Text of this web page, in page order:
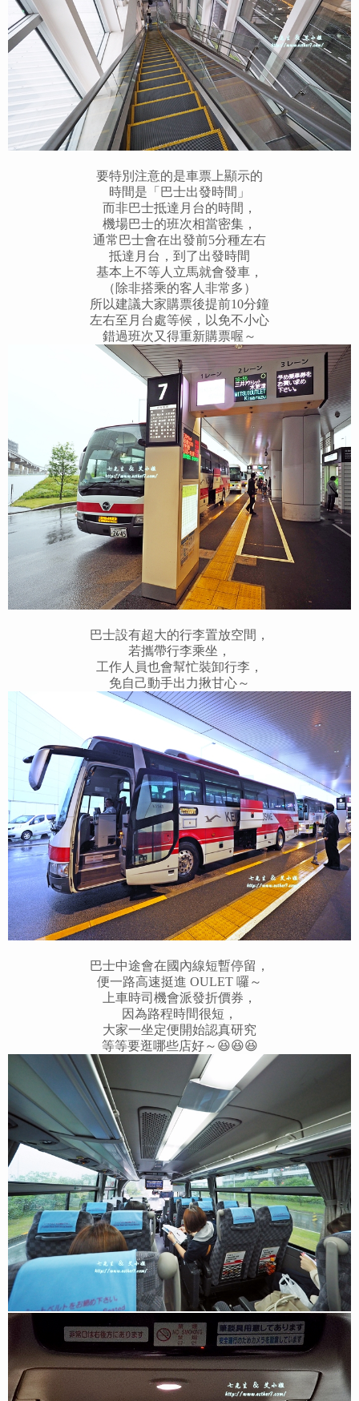
要特別注意的是車票上顯示的
時間是「巴士出發時間」
而非巴士抵達月台的時間，
機場巴士的班次相當密集，
通常巴士會在出發前5分種左右
抵達月台，到了出發時間
基本上不等人立馬就會發車，
（除非搭乘的客人非常多）
所以建議大家購票後提前10分鐘
左右至月台處等候，以免不小心
錯過班次又得重新購票喔～
巴士設有超大的行李置放空間，
若攜帶行李乘坐，
工作人員也會幫忙裝卸行李，
免自己動手出力揪甘心～
巴士中途會在國內線短暫停留，
便一路高速挺進 OULET 囉～
上車時司機會派發折價券，
因為路程時間很短，
大家一坐定便開始認真研究
等等要逛哪些店好～😆😆😆